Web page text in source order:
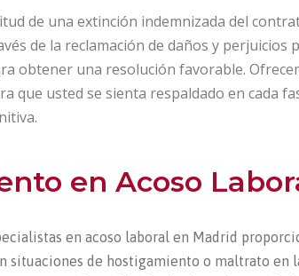
de una extinción indemnizada del
de la reclamación de daños y
obtener una resolución favorable.
que usted se sienta respaldado en cada
en Acoso
en acoso laboral en Madrid
situaciones de hostigamiento o maltrato en